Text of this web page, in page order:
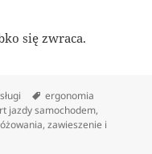
się zwraca.
Tagi
ergonomia
jazdy samochodem,
,zawieszenie i